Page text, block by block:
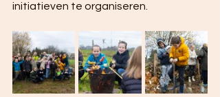
initiatieven te organiseren.